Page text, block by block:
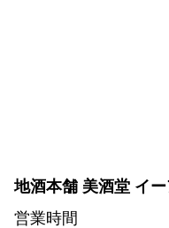
地酒本舗 美酒堂 イ
営業時間